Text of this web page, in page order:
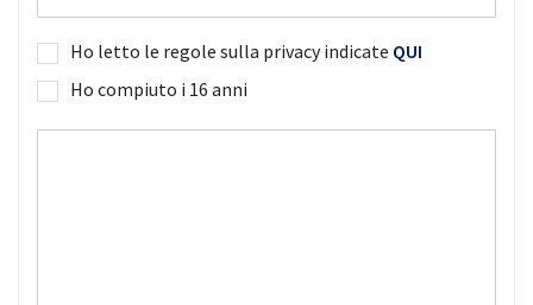
Ho letto le regole sulla privacy indicate QUI
Ho compiuto i 16 anni